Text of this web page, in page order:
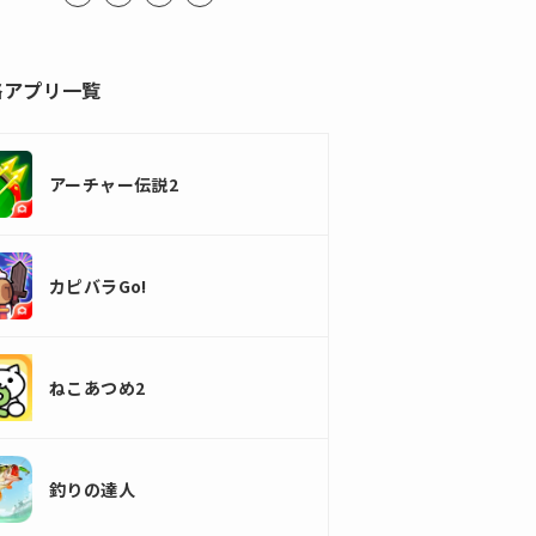
プリ一覧
アーチャー伝説2
カピバラGo!
ねこあつめ2
釣りの達人